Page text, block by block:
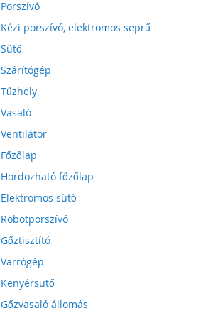
Porszívó
Kézi porszívó, elektromos seprű
Sütő
Szárítógép
Tűzhely
Vasaló
Ventilátor
Főzőlap
Hordozható főzőlap
Elektromos sütő
Robotporszívó
Gőztisztító
Varrógép
Kenyérsütő
Gőzvasaló állomás